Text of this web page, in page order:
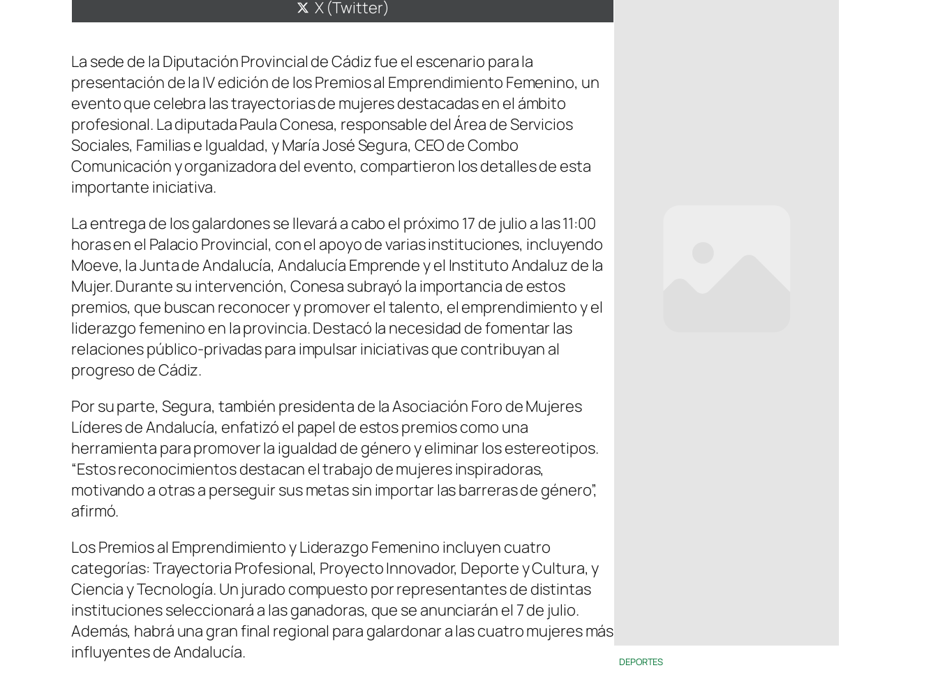
Compartir
en
X (Twitter)
La sede de la Diputación Provincial de Cádiz fue el escenario para la
presentación de la IV edición de los Premios al Emprendimiento Femenino, un
evento que celebra las trayectorias de mujeres destacadas en el ámbito
profesional. La diputada Paula Conesa, responsable del Área de Servicios
Sociales, Familias e Igualdad, y María José Segura, CEO de Combo
Comunicación y organizadora del evento, compartieron los detalles de esta
importante iniciativa.
La entrega de los galardones se llevará a cabo el próximo 17 de julio a las 11:00
horas en el Palacio Provincial, con el apoyo de varias instituciones, incluyendo
Moeve, la Junta de Andalucía, Andalucía Emprende y el Instituto Andaluz de la
Mujer. Durante su intervención, Conesa subrayó la importancia de estos
premios, que buscan reconocer y promover el talento, el emprendimiento y el
liderazgo femenino en la provincia. Destacó la necesidad de fomentar las
relaciones público-privadas para impulsar iniciativas que contribuyan al
progreso de Cádiz.
Por su parte, Segura, también presidenta de la Asociación Foro de Mujeres
Líderes de Andalucía, enfatizó el papel de estos premios como una
herramienta para promover la igualdad de género y eliminar los estereotipos.
“Estos reconocimientos destacan el trabajo de mujeres inspiradoras,
motivando a otras a perseguir sus metas sin importar las barreras de género”,
afirmó.
Los Premios al Emprendimiento y Liderazgo Femenino incluyen cuatro
categorías: Trayectoria Profesional, Proyecto Innovador, Deporte y Cultura, y
Ciencia y Tecnología. Un jurado compuesto por representantes de distintas
instituciones seleccionará a las ganadoras, que se anunciarán el 7 de julio.
Además, habrá una gran final regional para galardonar a las cuatro mujeres más
influyentes de Andalucía.
DEPORTES